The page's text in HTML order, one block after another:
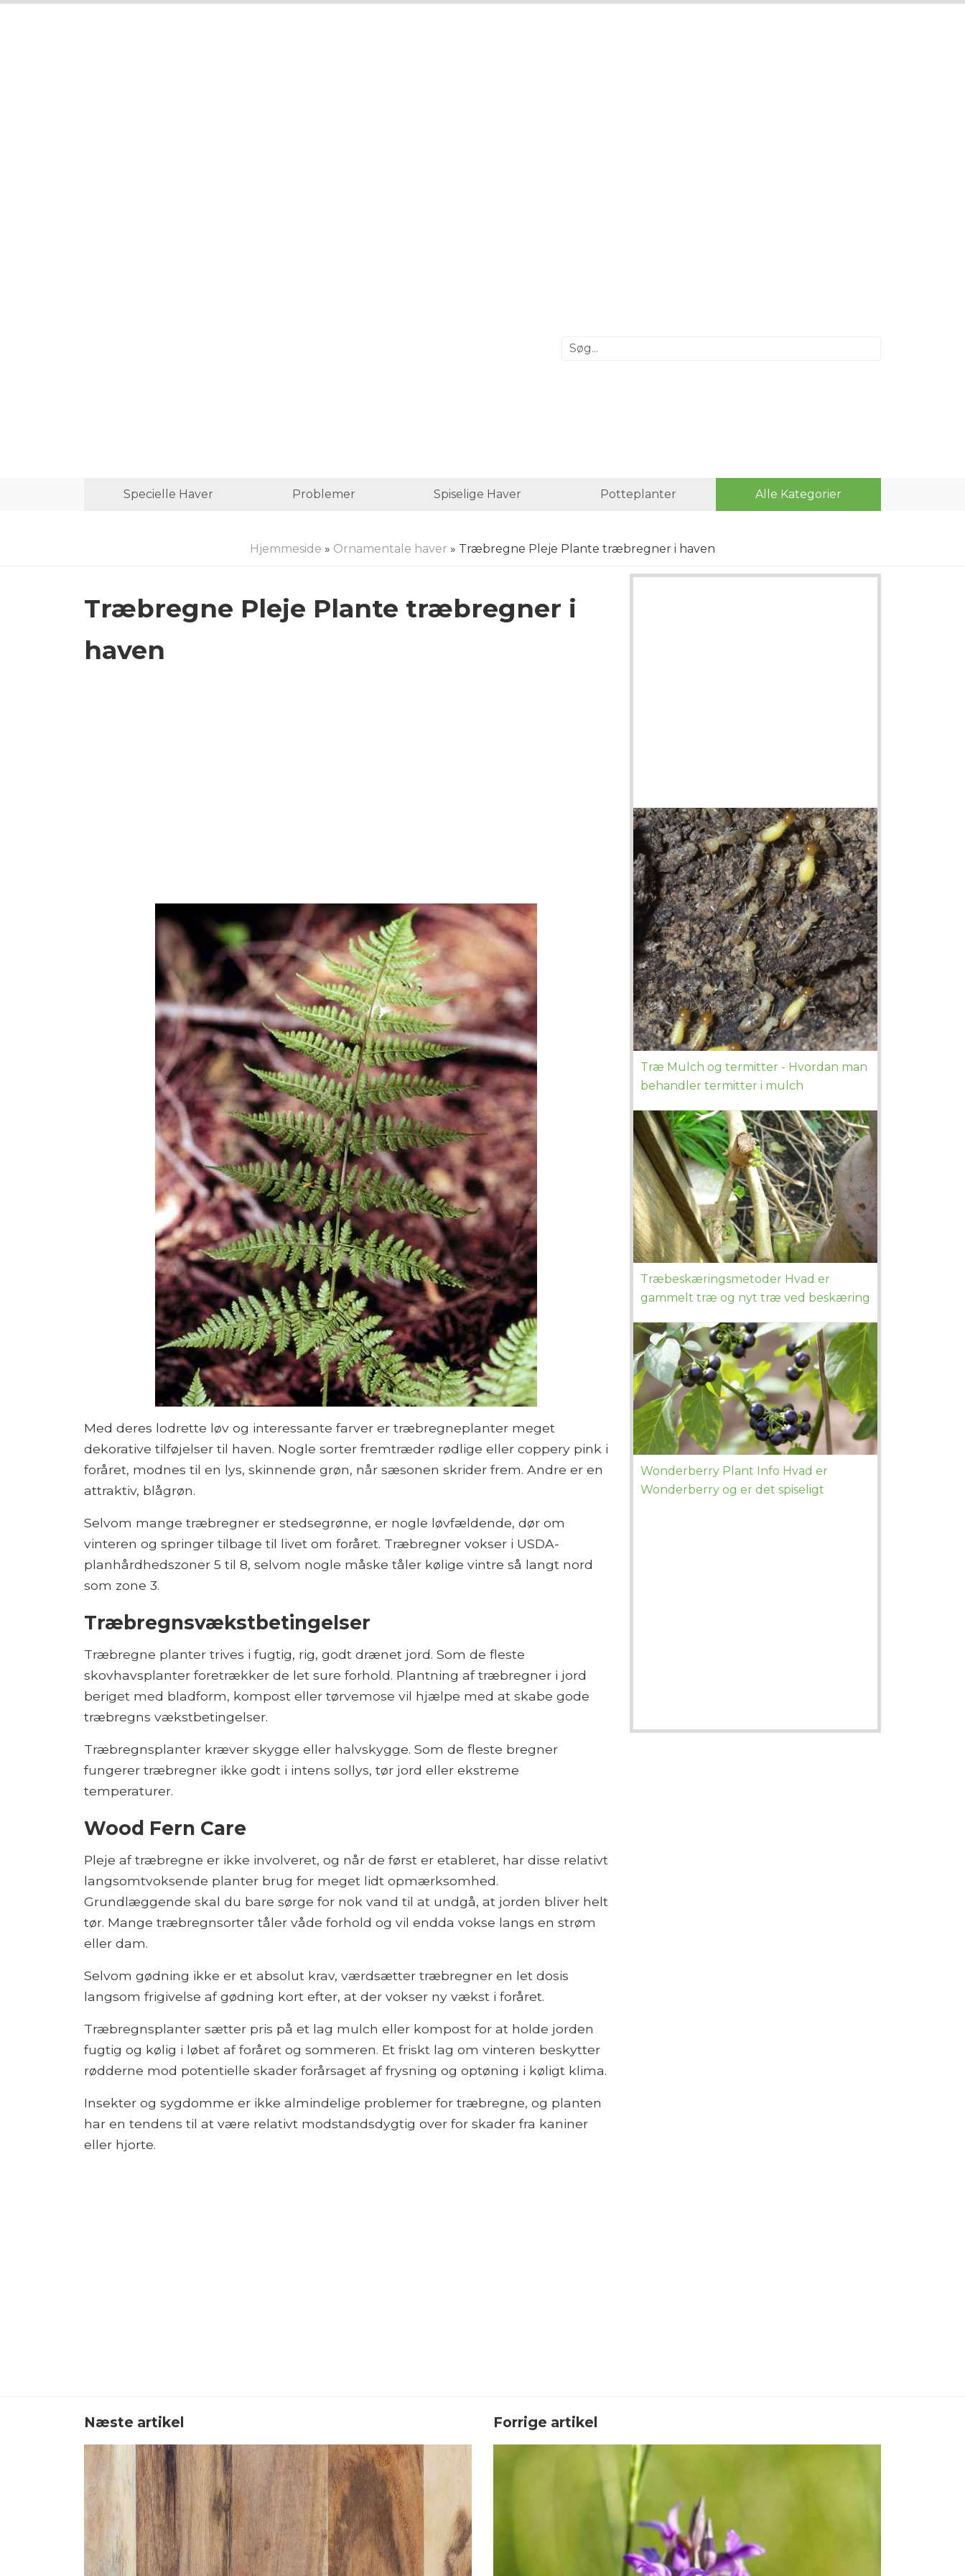
Specielle Haver Problemer Spiselige Haver Potteplanter Alle Kategorier
Hjemmeside » Ornamentale haver » Træbregne Pleje Plante træbregner i haven
Træbregne Pleje Plante træbregner i
haven
Med deres lodrette løv og interessante farver er træbregneplanter meget
dekorative tilføjelser til haven. Nogle sorter fremtræder rødlige eller coppery pink i
foråret, modnes til en lys, skinnende grøn, når sæsonen skrider frem. Andre er en
attraktiv, blågrøn.
Selvom mange træbregner er stedsegrønne, er nogle løvfældende, dør om
vinteren og springer tilbage til livet om foråret. Træbregner vokser i USDA-
planhårdhedszoner 5 til 8, selvom nogle måske tåler kølige vintre så langt nord
som zone 3.
Træbregnsvækstbetingelser
Træbregne planter trives i fugtig, rig, godt drænet jord. Som de fleste
skovhavsplanter foretrækker de let sure forhold. Plantning af træbregner i jord
beriget med bladform, kompost eller tørvemose vil hjælpe med at skabe gode
træbregns vækstbetingelser.
Træbregnsplanter kræver skygge eller halvskygge. Som de fleste bregner
fungerer træbregner ikke godt i intens sollys, tør jord eller ekstreme
temperaturer.
Wood Fern Care
Pleje af træbregne er ikke involveret, og når de først er etableret, har disse relativt
langsomtvoksende planter brug for meget lidt opmærksomhed.
Grundlæggende skal du bare sørge for nok vand til at undgå, at jorden bliver helt
tør. Mange træbregnsorter tåler våde forhold og vil endda vokse langs en strøm
eller dam.
Selvom gødning ikke er et absolut krav, værdsætter træbregner en let dosis
langsom frigivelse af gødning kort efter, at der vokser ny vækst i foråret.
Træbregnsplanter sætter pris på et lag mulch eller kompost for at holde jorden
fugtig og kølig i løbet af foråret og sommeren. Et friskt lag om vinteren beskytter
rødderne mod potentielle skader forårsaget af frysning og optøning i køligt klima.
Insekter og sygdomme er ikke almindelige problemer for træbregne, og planten
har en tendens til at være relativt modstandsdygtig over for skader fra kaniner
eller hjorte.
Træ Mulch og termitter - Hvordan man
behandler termitter i mulch
Træbeskæringsmetoder Hvad er
gammelt træ og nyt træ ved beskæring
Wonderberry Plant Info Hvad er
Wonderberry og er det spiseligt
Næste artikel Forrige artikel